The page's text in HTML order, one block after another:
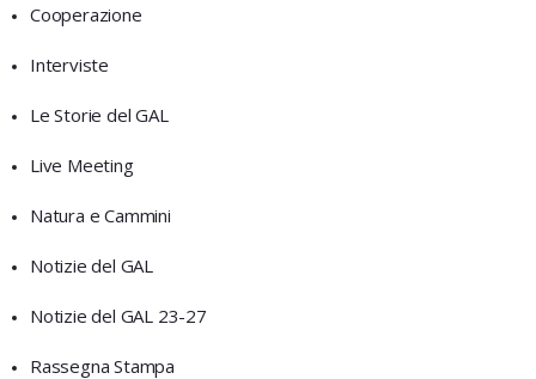
Cooperazione
Interviste
Le Storie del GAL
Live Meeting
Natura e Cammini
Notizie del GAL
Notizie del GAL 23-27
Rassegna Stampa